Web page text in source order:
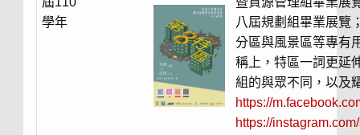
學年
八屆規劃組畢業展覽
分區與風景區等專有
稱上，特區一詞更延
組的與眾不同，以及
https://
https://